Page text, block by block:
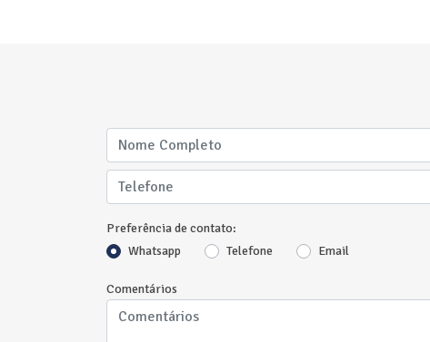
Preferência de contato:
Whatsapp
Telefone Email
Comentários